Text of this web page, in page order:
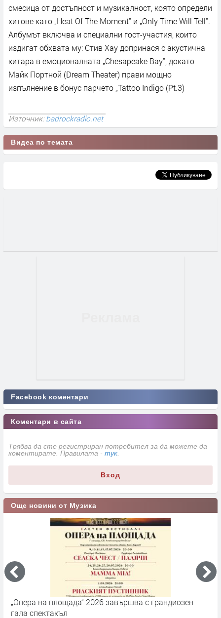
смесица от достъпност и музикалност, която определи
хитове като „Heat Of The Moment“ и „Only Time Will Tell“.
Албумът включва и специални гост-участия, които
издигат обхвата му: Стив Хау допринася с акустична
китара в емоционалната „Chesapeake Bay“, докато
Майк Портной (Dream Theater) прави мощно
изпълнение в бонус парчето „Tattoo Indigo (Pt.3)
Източник: badrockradio.net
Видеа по темата
Facebook коментари
Коментари в сайта
Трябва да сте регистриран потребител за да можете да
коментирате. Правилата - тук.
Вход
Още новини от Музика
„Опера на площада“ 2026 завършва с грандиозен
гала спектакъл